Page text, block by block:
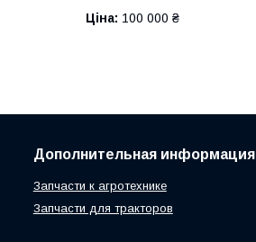
Ціна: 100 000 ₴
Дополнительная информация
Запчасти к агротехнике
Запчасти для тракторов